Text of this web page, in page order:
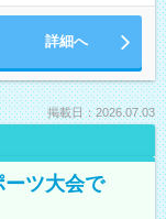
詳細へ
掲載日：2026.07.03
ツ大会で